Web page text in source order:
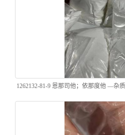
1262132-81-9 恩那司他；依那度他 —杂
量标准 -性质 -化学试